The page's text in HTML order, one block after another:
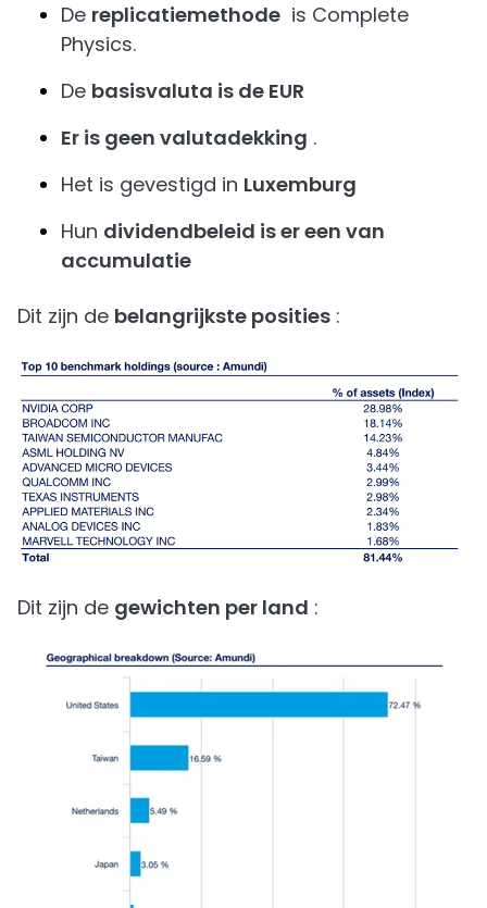
De replicatiemethode is Complete
Physics.
De basisvaluta is de EUR
Er is geen valutadekking .
Het is gevestigd in Luxemburg
Hun dividendbeleid is er een van
accumulatie
Dit zijn de belangrijkste posities :
Dit zijn de gewichten per land :